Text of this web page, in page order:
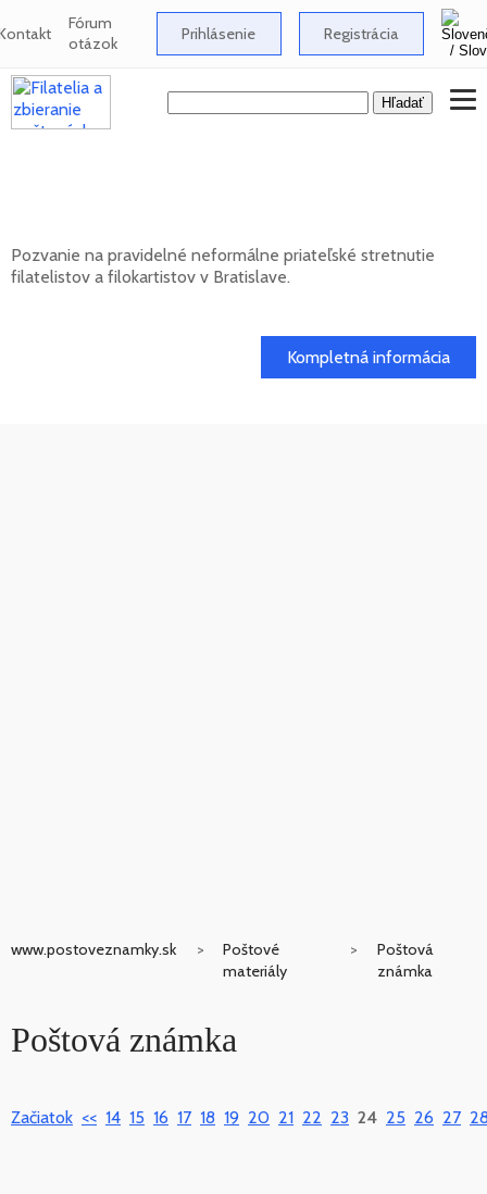
Fórum
otázok Prihlásenie Registrácia
Pozvanie na pravidelné neformálne priateľské stretnutie
filatelistov a filokartistov v Bratislave.
Kompletná informácia
www.postoveznamky.sk
Poštové
materiály
Poštová
známka
Poštová známka
Začiatok << 14 15 16 17 18 19 20 21 22 23 24 25 26 27